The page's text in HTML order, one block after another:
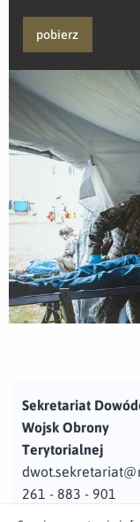
pobierz
Sekretariat
Wojsk Obrony
Terytorialnej
261 - 883 - 901